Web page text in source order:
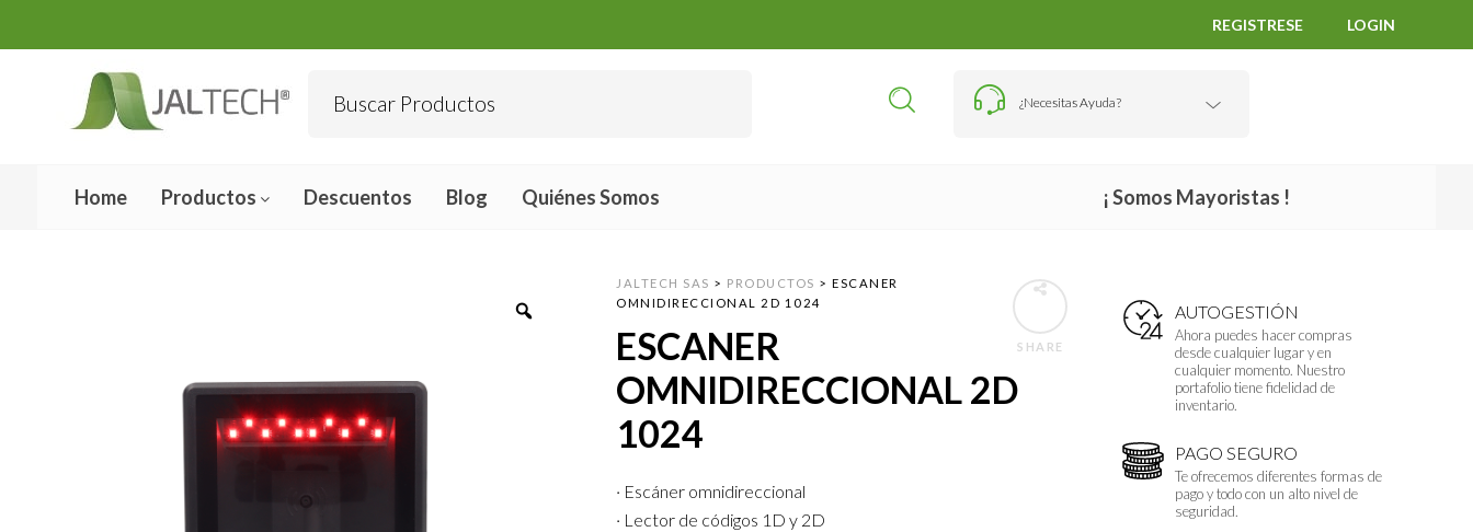
REGISTRESE LOGIN
¿Necesitas Ayuda?
Home Productos Descuentos Blog Quiénes Somos ¡ Somos Mayoristas !
AUTOGESTIÓN
Ahora puedes hacer compras
desde cualquier lugar y en
cualquier momento. Nuestro
portafolio tiene fidelidad de
inventario.
PAGO SEGURO
Te ofrecemos diferentes formas de
pago y todo con un alto nivel de
seguridad.
SHARE
JALTECH SAS > PRODUCTOS >ESCANER
OMNIDIRECCIONAL 2D 1024
ESCANER
OMNIDIRECCIONAL 2D
1024
· Escáner omnidireccional
· Lector de códigos 1D y 2D